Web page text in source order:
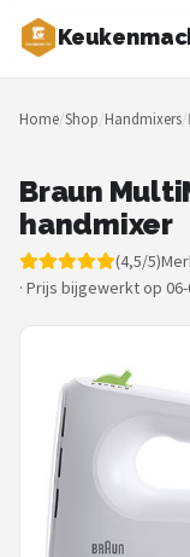
Zoeken
NAVIGATIE
Merken
Blog
Restaurants
Staafmixers
Home/Shop/Handmixers/
Braun
handmixer
(4,5/5)
· Prijs bijgewerkt op 06-